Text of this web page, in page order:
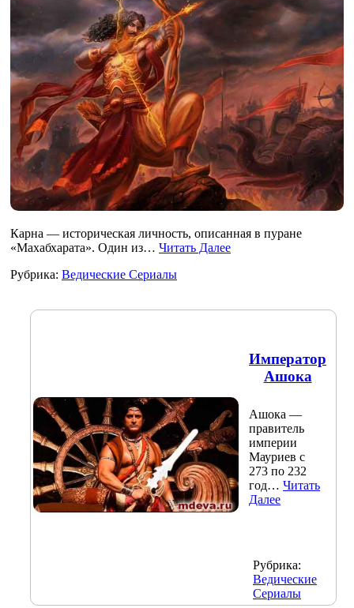
Карна — историческая личность, описанная в пуране
«Махабхарата». Один из… Читать Далее
Рубрика: Ведические Сериалы
Император
Ашока
Ашока —
правитель
империи
Мауриев с
273 по 232
год… Читать
Далее
Рубрика:
Ведические
Сериалы